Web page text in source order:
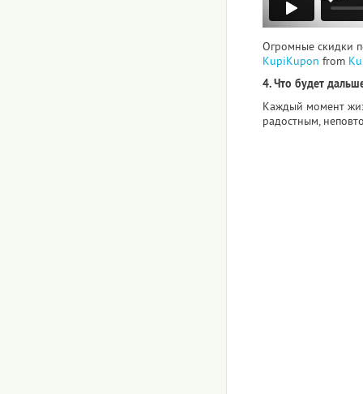
Огромные скидки
KupiKupon from
4. Что будет
Каждый момент
радостным,